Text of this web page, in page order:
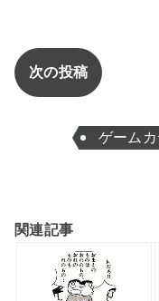
次の投稿
ゲームカ
関連記事